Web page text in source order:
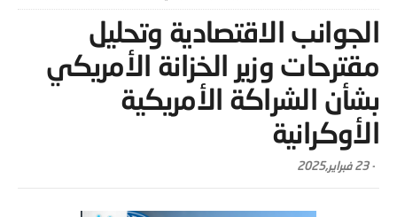
الجوانب الاقتصادية وتحليل
مقترحات وزير الخزانة الأمريكي
بشأن الشراكة الأمريكية
الأوكرانية
-23 فبراير,2025